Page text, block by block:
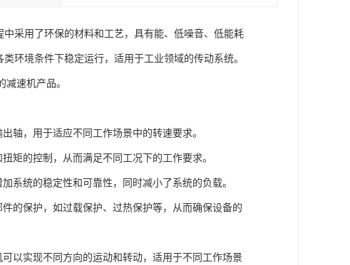
采用了环保的材料和工艺，具有能、低噪音、低能耗
环境条件下稳定运行，适用于工业领域的传动系统。
速机产品。
轴，用于适应不同工作场景中的转速要求。
矩的控制，从而满足不同工况下的工作要求。
系统的稳定性和可靠性，同时减小了系统的负载。
的保护，如过载保护、过热保护等，从而确保设备的
以实现不同方向的运动和转动，适用于不同工作场景